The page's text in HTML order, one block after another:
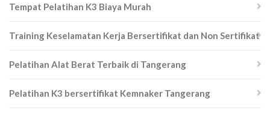
Tempat Pelatihan K3 Biaya Murah
Training Keselamatan Kerja Bersertifikat dan Non Sertifikat
Pelatihan Alat Berat Terbaik di Tangerang
Pelatihan K3 bersertifikat Kemnaker Tangerang